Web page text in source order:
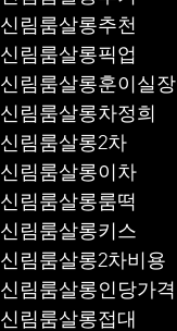
신림룸살롱추천
신림룸살롱훈이실장
신림룸살롱차정희
신림룸살롱2차
신림룸살롱이차
신림룸살롱룸떡
신림룸살롱키스
신림룸살롱2차비용
신림룸살롱인당가격
신림룸살롱접대